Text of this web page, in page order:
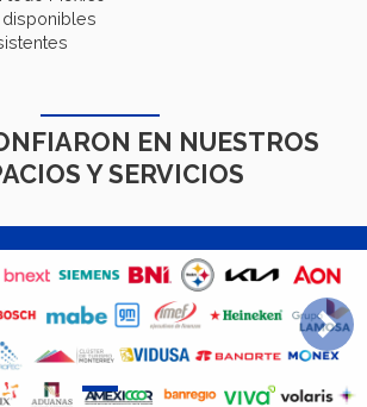
EN NUESTROS
Y SERVICIOS
Next